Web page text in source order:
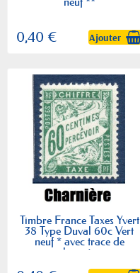
0,40 € Ajouter
Timbre France Taxes Yvert
38 Type Duval 60c Vert
neuf * avec trace de
charnière